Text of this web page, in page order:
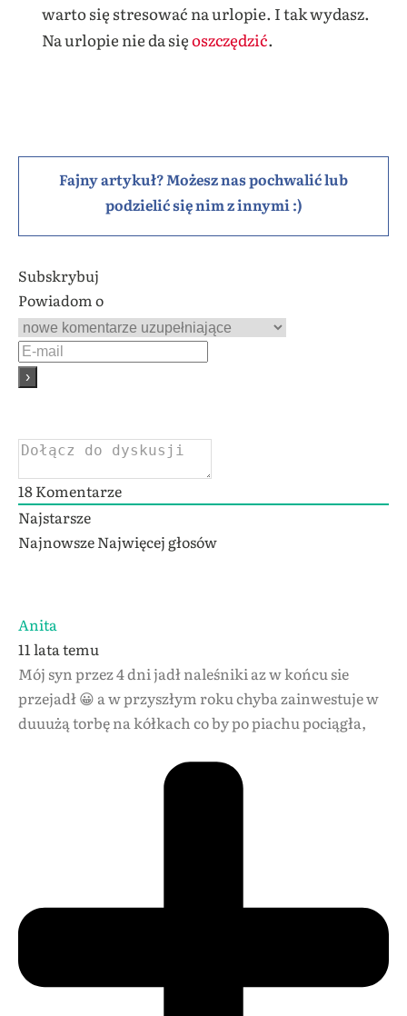
warto się stresować na urlopie. I tak wydasz.
Na urlopie nie da sięoszczędzić.
Fajny artykuł? Możesz nas pochwalić lub
podzielić się nim z innymi :)
Subskrybuj
Powiadom o
18Komentarze
Najstarsze
NajnowszeNajwięcej głosów
Anita
11 lata temu
Mój syn przez 4 dni jadł naleśniki az w końcu sie
przejadł 😀 a w przyszłym roku chyba zainwestuje w
duuużą torbę na kółkach co by po piachu pociągła,